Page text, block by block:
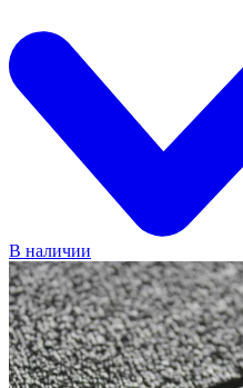
В наличии